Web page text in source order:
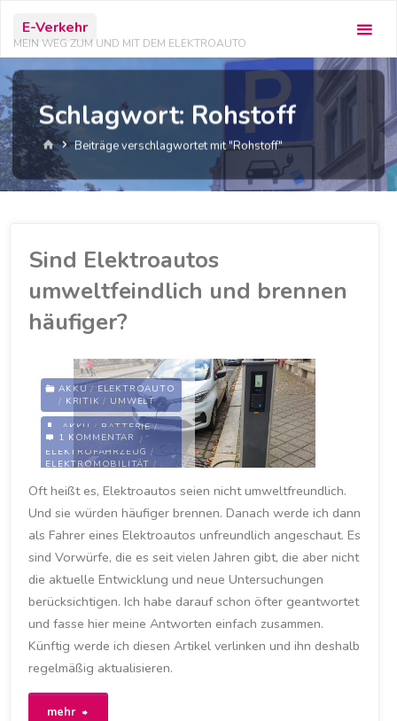
Inhalt
springen
E-Verkehr
MEIN WEG ZUM UND MIT DEM ELEKTROAUTO
Schlagwort: Rohstoff
StartBeiträge verschlagwortet mit "Rohstoff"
Sind Elektroautos
umweltfeindlich und brennen
häufiger?
AKKU / ELEKTROAUTO
/ KRITIK / UMWELT
AKKU / BATTERIE/
ELEKTROAUTO /
ELEKTROFAHRZEUG /
ELEKTROMOBILITÄT /
STROM /
STROMERZEUGUNG
UMWELT/
UMWELTVERTRÄGLICHKEIT
28. DEZEMBER 2021
1 KOMMENTAR
Oft heißt es, Elektroautos seien nicht umweltfreundlich.
Und sie würden häufiger brennen. Danach werde ich dann
als Fahrer eines Elektroautos unfreundlich angeschaut. Es
sind Vorwürfe, die es seit vielen Jahren gibt, die aber nicht
die aktuelle Entwicklung und neue Untersuchungen
berücksichtigen. Ich habe darauf schon öfter geantwortet
und fasse hier meine Antworten einfach zusammen.
Künftig werde ich diesen Artikel verlinken und ihn deshalb
regelmäßig aktualisieren.
mehr